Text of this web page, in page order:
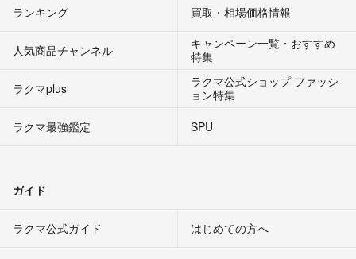
ランキング 買取・相場価格情報
人気商品チャンネル
キャンペーン一覧・おすすめ
特集
ラクマplus
ラクマ公式ショップ ファッシ
ョン特集
ラクマ最強鑑定
SPU
ガイド
ラクマ公式ガイド はじめての方へ